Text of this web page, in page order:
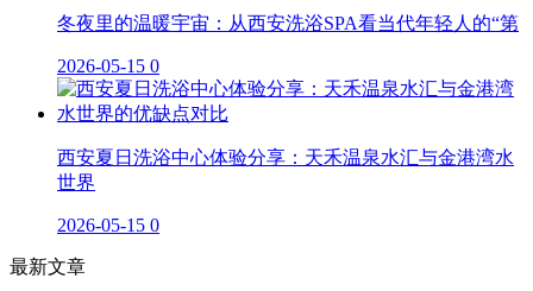
冬夜里的温暖宇宙：从西安洗浴SPA看当代年轻人的“第
2026-05-15 0
西安夏日洗浴中心体验分享：天禾温泉水汇与金港湾水
世界
2026-05-15 0
最新文章